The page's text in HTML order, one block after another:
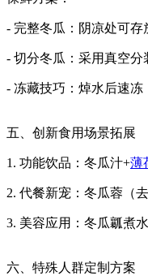
- 完整冬瓜：阴凉处可存
- 切分冬瓜：采用真空
- 冻藏技巧：焯水后速冻
五、创新食用场景拓展
1. 功能饮品：冬瓜汁+薄
2. 代餐新宠：冬瓜蓉（
3. 美容应用：冬瓜瓤煮
六、特殊人群定制方案